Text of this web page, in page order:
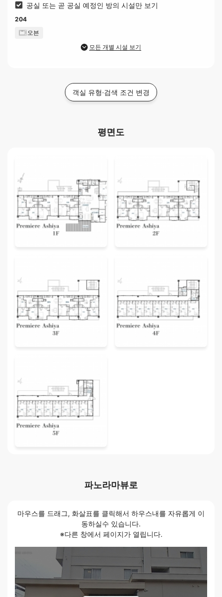
공실 또는 곧 공실 예정인 방의 시설만 보기
204
오븐
모든 개별 시설 보기
객실 유형·검색 조건 변경
평면도
파노라마뷰로
마우스를 드래그, 화살표를 클릭해서 하우스내를 자유롭게 이
동하실수 있습니다.
※다른 창에서 페이지가 열립니다.